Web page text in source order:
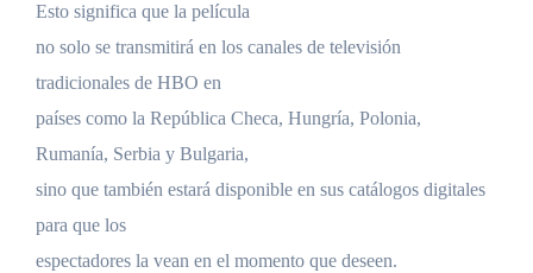
Esto significa que la película
no solo se transmitirá en los canales de televisión
tradicionales de HBO en
países como la República Checa, Hungría, Polonia,
Rumanía, Serbia y Bulgaria,
sino que también estará disponible en sus catálogos digitales
para que los
espectadores la vean en el momento que deseen.